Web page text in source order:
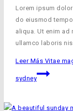
Lorem ipsum
do eiusmod
aliqua. Ut enim ad
ullamco laboris
Leer Más Vitae
sydney